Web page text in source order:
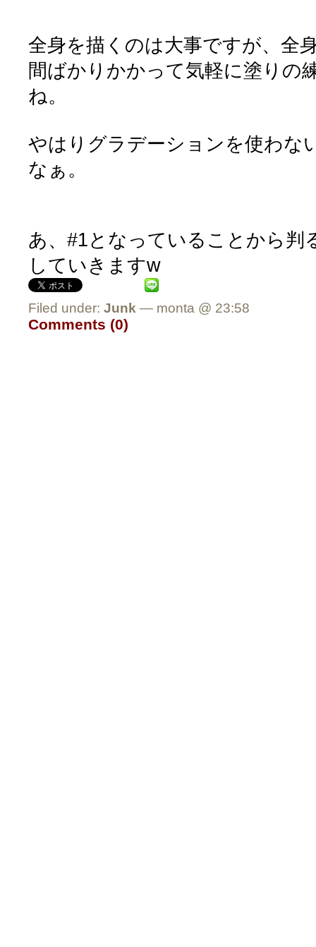
全身を描くのは大事ですが、全
間ばかりかかって気軽に塗りの
ね。
やはりグラデーションを使わな
なぁ。
あ、#1となっていることから判
していきますw
Filed under: Junk — monta @ 23:58
Comments (0)